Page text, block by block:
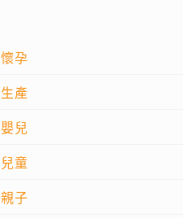
懷孕
生產
嬰兒
兒童
親子